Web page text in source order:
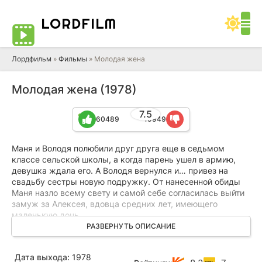
LORDFILM
Лордфильм » Фильмы » Молодая жена
Молодая жена (1978)
7.5
60489 19949
Маня и Володя полюбили друг друга еще в седьмом
классе сельской школы, а когда парень ушел в армию,
девушка ждала его. А Володя вернулся и… привез на
свадьбу сестры новую подружку. От нанесенной обиды
Маня назло всему свету и самой себе согласилась выйти
замуж за Алексея, вдовца средних лет, имеющего
маленькую дочь.
Работящий и хозяйственный мужчина, казалось, мог бы
оказалось Мане в доме мужа, который пытался
РАЗВЕРНУТЬ ОПИСАНИЕ
Дата выхода: 1978